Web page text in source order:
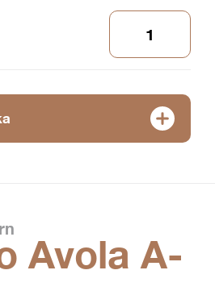
Avola A-